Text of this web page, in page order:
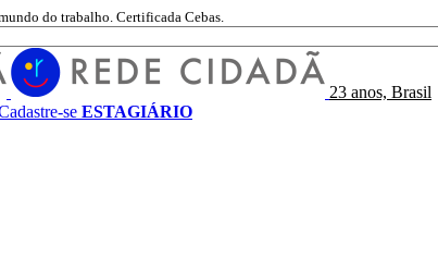
do trabalho. Certificada Cebas.
23 anos, Brasil
se ESTAGIÁRIO